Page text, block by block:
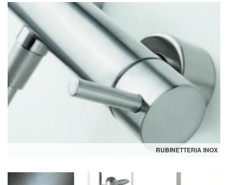
RUBINETTERIA INOX